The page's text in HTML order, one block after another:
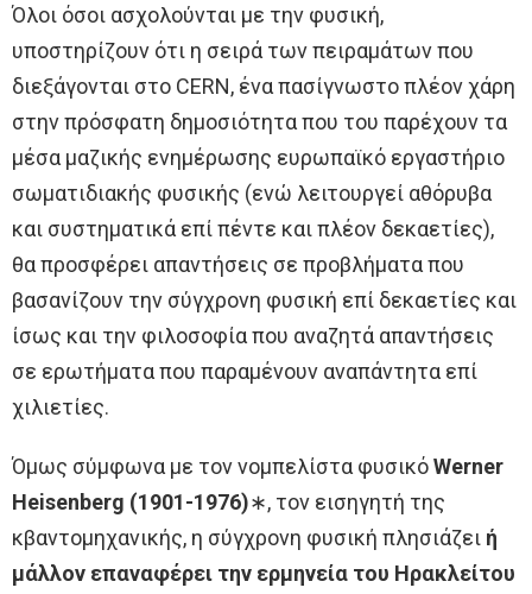
Όλοι όσοι ασχολούνται με την φυσική,
υποστηρίζουν ότι η σειρά των πειραμάτων που
διεξάγονται στο CERN, ένα πασίγνωστο πλέον χάρη
στην πρόσφατη δημοσιότητα που του παρέχουν τα
μέσα μαζικής ενημέρωσης ευρωπαϊκό εργαστήριο
σωματιδιακής φυσικής (ενώ λειτουργεί αθόρυβα
και συστηματικά επί πέντε και πλέον δεκαετίες),
θα προσφέρει απαντήσεις σε προβλήματα που
βασανίζουν την σύγχρονη φυσική επί δεκαετίες και
ίσως και την φιλοσοφία που αναζητά απαντήσεις
σε ερωτήματα που παραμένουν αναπάντητα επί
χιλιετίες.
Όμως σύμφωνα με τον νομπελίστα φυσικόWerner
Heisenberg (1901-1976)∗, τον εισηγητή της
κβαντομηχανικής, η σύγχρονη φυσική πλησιάζει ή
μάλλον επαναφέρει την ερμηνεία του Ηρακλείτου